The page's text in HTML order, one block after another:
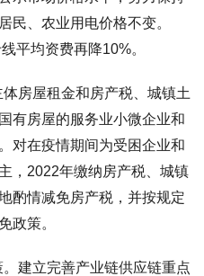
民、农业用电价格不变。
平均资费再降10%。
房屋租金和房产税、城镇土
有房屋的服务业小微企业和
对在疫情期间为受困企业和
，2022年缴纳房产税、城镇
酌情减免房产税，并按规定
政策。
建立完善产业链供应链重点